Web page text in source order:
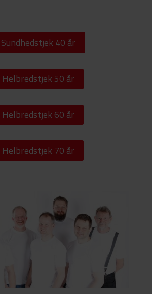
Sundhedstjek 40 år
Helbredstjek 50 år
Helbredstjek 60 år
Helbredstjek 70 år